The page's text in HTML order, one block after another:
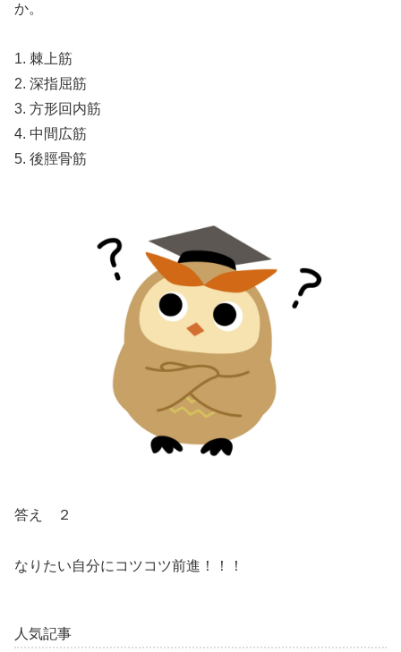
か。
1. 棘上筋
2. 深指屈筋
3. 方形回内筋
4. 中間広筋
5. 後脛骨筋
答え ２
なりたい自分にコツコツ前進！！！
人気記事